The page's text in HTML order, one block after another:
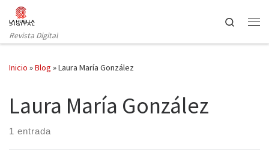
Saltar al contenido
Revista Digital
Search
Inicio »Blog »Laura María González
Laura María González
1 entrada